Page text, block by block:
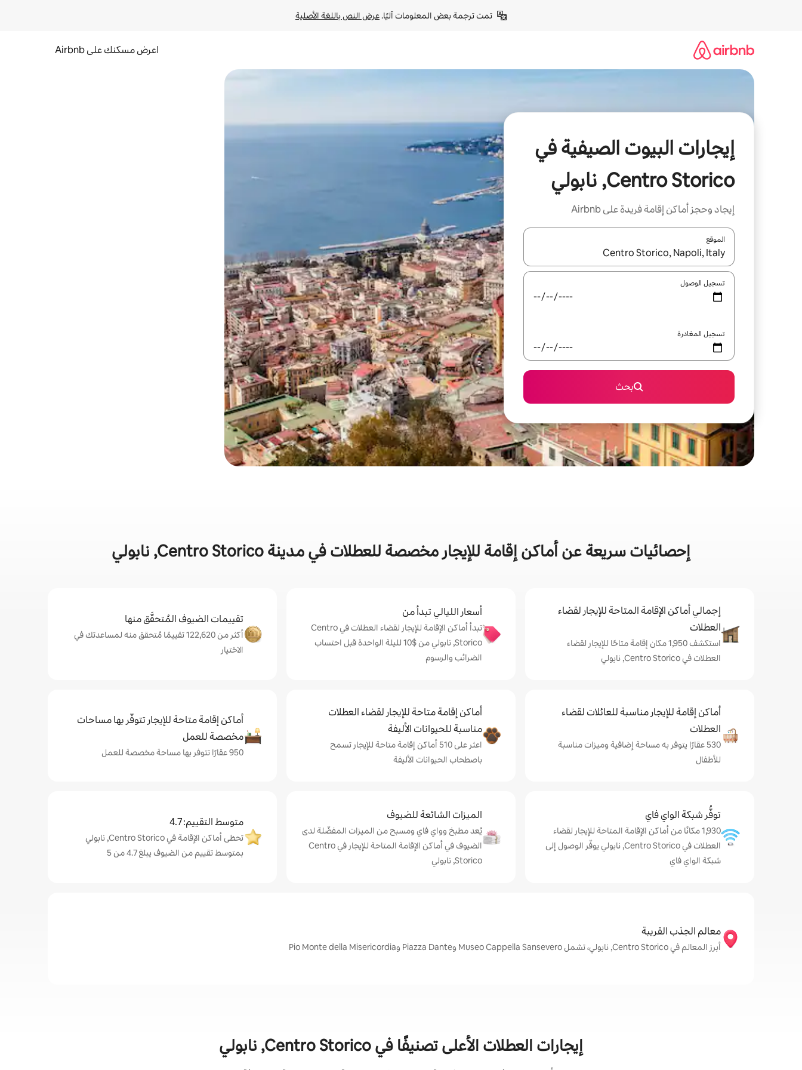
تمت ترجمة بعض المعلومات آليًا. عرض النص باللغة الأصلية
اعرض مسكنك على Airbnb
إيجارات البيوت الصيفية في
Centro Storico, نابولي
إيجاد وحجز أماكن إقامة فريدة على Airbnb
الموقع
عند توفر النتائج، انتقل باستخدام السهمين لأعلى ولأسفل أو استكشف عن طريق اللمس أو السحب.
تسجيل الوصول
تسجيل المغادرة
بحث
إحصائيات سريعة عن أماكن إقامة للإيجار مخصصة للعطلات في مدينة Centro Storico, نابولي
إجمالي أماكن الإقامة المتاحة للإيجار لقضاء
العطلات
استكشف 1,950 مكان إقامة متاحًا للإيجار لقضاء
العطلات في Centro Storico, نابولي
أسعار الليالي تبدأ من
تبدأ أماكن الإقامة للإيجار لقضاء العطلات في Centro
Storico, نابولي من $‏10 لليلة الواحدة قبل احتساب
الضرائب والرسوم
تقييمات الضيوف المُتحقَّق منها
أكثر من 122,620 تقييمًا مُتحقق منه لمساعدتك في
الاختيار
أماكن إقامة للإيجار مناسبة للعائلات لقضاء
العطلات
530 عقارًا يتوفر به مساحة إضافية وميزات مناسبة
للأطفال
أماكن إقامة متاحة للإيجار لقضاء العطلات
مناسبة للحيوانات الأليفة
اعثر على 510 أماكن إقامة متاحة للإيجار تسمح
باصطحاب الحيوانات الأليفة
أماكن إقامة متاحة للإيجار تتوفّر بها مساحات
مخصصة للعمل
950 عقارًا تتوفر بها مساحة مخصصة للعمل
توفُّر شبكة الواي فاي
1,930 مكانًا من أماكن الإقامة المتاحة للإيجار لقضاء
العطلات في Centro Storico, نابولي يوفّر الوصول إلى
شبكة الواي فاي
الميزات الشائعة للضيوف
يُعد مطبخ وواي فاي ومسبح من الميزات المفضّلة لدى
الضيوف في أماكن الإقامة المتاحة للإيجار في Centro
Storico, نابولي
متوسط التقييم: 4.7
تحظى أماكن الإقامة في Centro Storico, نابولي
بمتوسط تقييم من الضيوف يبلغ 4.7 من 5
معالم الجذب القريبة
أبرز المعالم في Centro Storico, نابولي، تشمل Museo Cappella Sansevero وPiazza Dante وPio Monte della Misericordia
إيجارات العطلات الأعلى تصنيفًا في Centro Storico, نابولي